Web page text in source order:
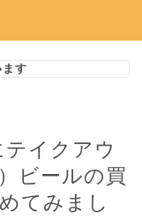
す
イクアウ
ビールの買
てみまし